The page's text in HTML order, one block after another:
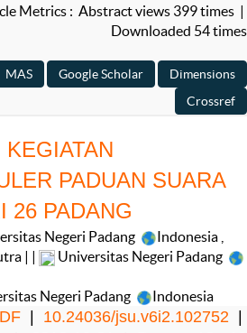
Metrics : Abstract views 399 times |
Downloaded 54 times
PADUAN SUARA
26 PADANG
Negeri Padang Indonesia
| |
Universitas Negeri Padang
Negeri Padang Indonesia
10.24036/jsu.v6i2.102752